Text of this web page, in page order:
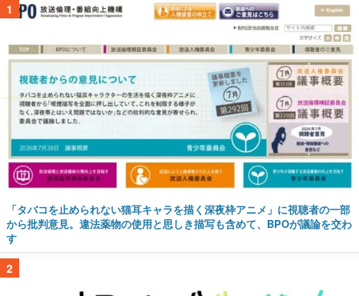
1
「タバコを止められない猫耳キャラを描く深夜枠アニメ」に視聴者の一部
から批判意見。違法薬物の使用と思しき描写も含めて、BPOが議論を交わ
す
2